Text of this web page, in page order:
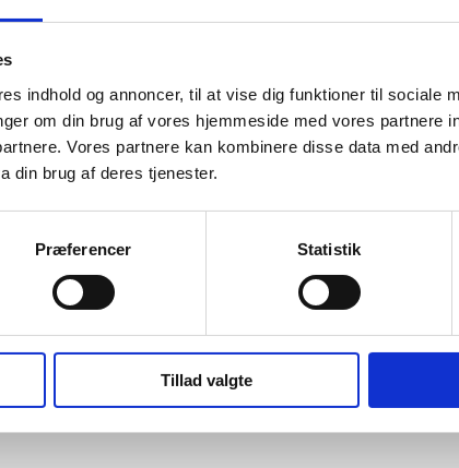
indhold og annoncer, til at vise dig funktioner til sociale
om din brug af vores hjemmeside med vores partnere
Vores partnere kan kombinere disse data med
din brug af deres tjenester.
Præferencer Statistik
Tillad valgte